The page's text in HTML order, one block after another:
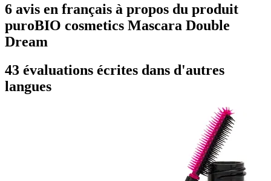
6 avis en français à propos du produit
puroBIO cosmetics Mascara Double
Dream
43 évaluations écrites dans d'autres
langues